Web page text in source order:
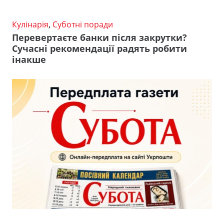
Кулінарія, Суботні поради
Перевертаєте банки після закрутки?
Сучасні рекомендації радять робити
інакше